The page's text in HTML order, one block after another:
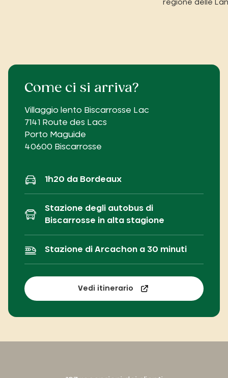
regione delle
Come ci si arriva?
Villaggio lento Biscarrosse Lac
7141 Route des Lacs
Porto Maguide
40600 Biscarrosse
1h20 da Bordeaux
Stazione degli autobus di
Biscarrosse in alta stagione
Stazione di Arcachon a 30 minuti
Vedi itinerario